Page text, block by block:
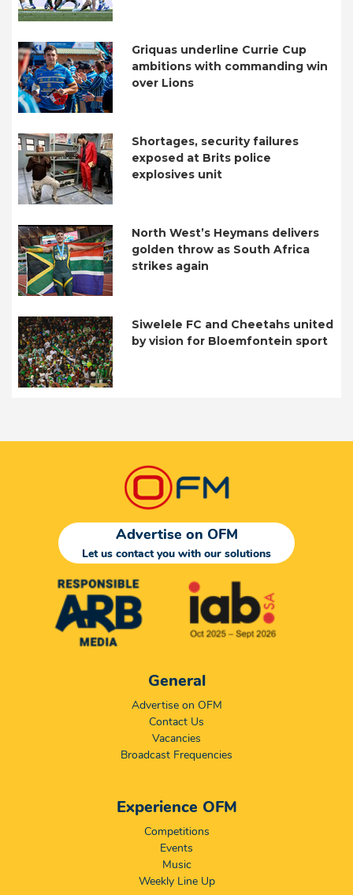
Griquas underline Currie Cup
ambitions with commanding win
over Lions
Shortages, security failures
exposed at Brits police
explosives unit
North West’s Heymans delivers
golden throw as South Africa
strikes again
Siwelele FC and Cheetahs united
by vision for Bloemfontein sport
Advertise on OFM
Let us contact you with our solutions
General
Advertise on OFM
Contact Us
Vacancies
Broadcast Frequencies
Experience OFM
Competitions
Events
Music
Weekly Line Up